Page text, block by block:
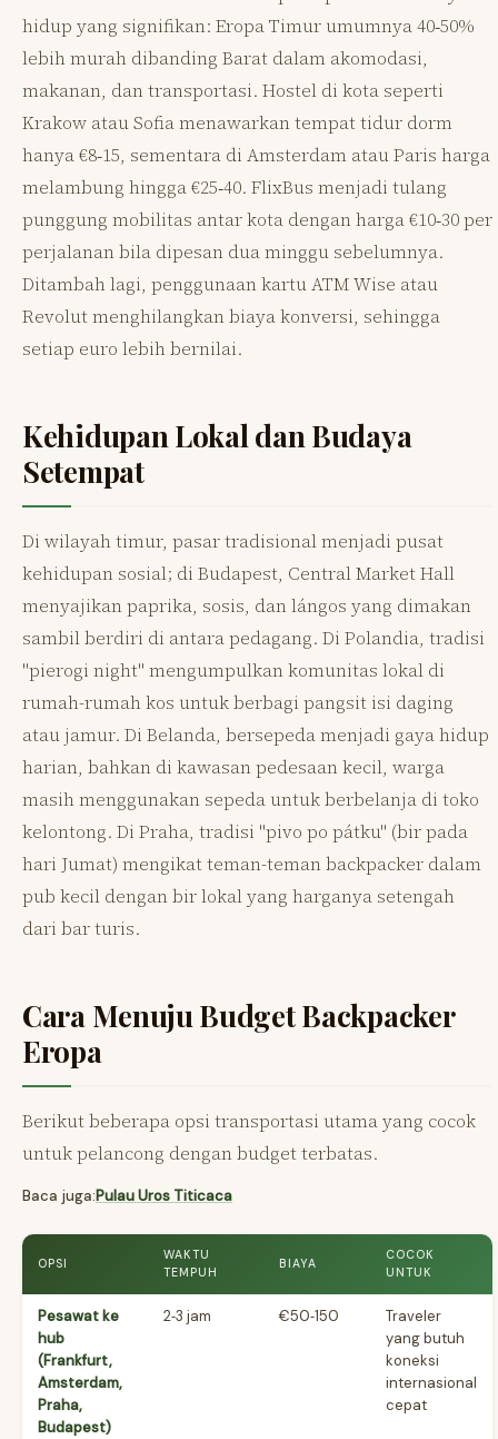
hidup yang signifikan: Eropa Timur umumnya 40‑50%
lebih murah dibanding Barat dalam akomodasi,
makanan, dan transportasi. Hostel di kota seperti
Krakow atau Sofia menawarkan tempat tidur dorm
hanya €8‑15, sementara di Amsterdam atau Paris harga
melambung hingga €25‑40. FlixBus menjadi tulang
punggung mobilitas antar kota dengan harga €10‑30 per
perjalanan bila dipesan dua minggu sebelumnya.
Ditambah lagi, penggunaan kartu ATM Wise atau
Revolut menghilangkan biaya konversi, sehingga
setiap euro lebih bernilai.
Kehidupan Lokal dan Budaya
Setempat
Di wilayah timur, pasar tradisional menjadi pusat
kehidupan sosial; di Budapest, Central Market Hall
menyajikan paprika, sosis, dan lángos yang dimakan
sambil berdiri di antara pedagang. Di Polandia, tradisi
"pierogi night" mengumpulkan komunitas lokal di
rumah-rumah kos untuk berbagi pangsit isi daging
atau jamur. Di Belanda, bersepeda menjadi gaya hidup
harian, bahkan di kawasan pedesaan kecil, warga
masih menggunakan sepeda untuk berbelanja di toko
kelontong. Di Praha, tradisi "pivo po pátku" (bir pada
hari Jumat) mengikat teman-teman backpacker dalam
pub kecil dengan bir lokal yang harganya setengah
dari bar turis.
Cara Menuju Budget Backpacker
Eropa
Berikut beberapa opsi transportasi utama yang cocok
untuk pelancong dengan budget terbatas.
Baca juga:Pulau Uros Titicaca
OPSI
WAKTU
TEMPUH
BIAYA
COCOK
UNTUK
Pesawat ke
hub
(Frankfurt,
Amsterdam,
Praha,
Budapest)
2‑3 jam €50‑150
Traveler
yang butuh
koneksi
internasional
cepat